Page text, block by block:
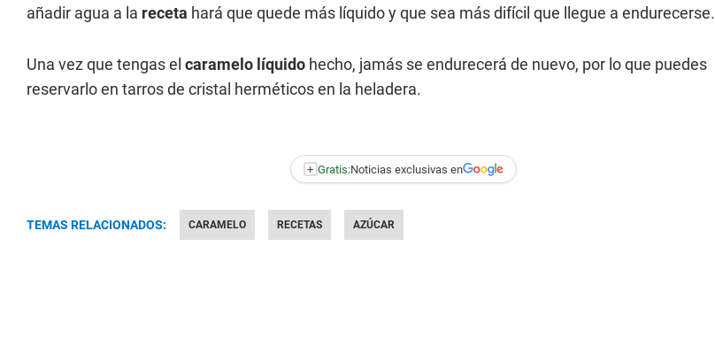
añadir agua a la receta hará que quede más líquido y que sea más difícil que llegue a endurecerse.
Una vez que tengas el caramelo líquido hecho, jamás se endurecerá de nuevo, por lo que puedes
reservarlo en tarros de cristal herméticos en la heladera.
+ Gratis:Noticias exclusivas en
TEMAS RELACIONADOS: CARAMELO RECETAS AZÚCAR